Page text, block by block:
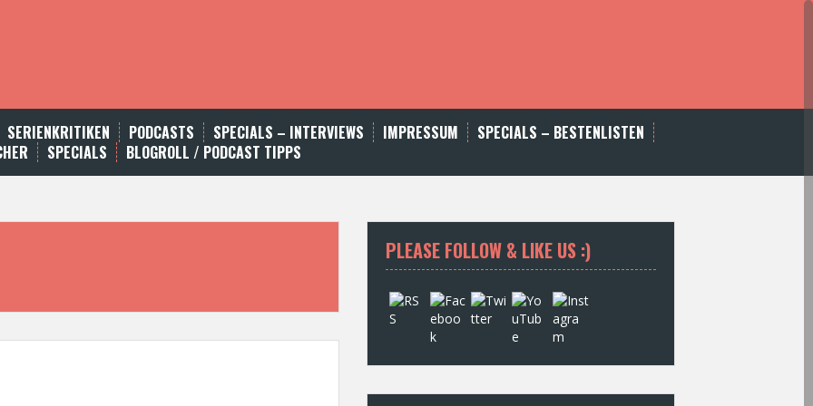
SERIENKRITIKEN PODCASTS SPECIALS – INTERVIEWS IMPRESSUM
SPECIALS – BESTENLISTEN
SPECIALS BLOGROLL / PODCAST TIPPS
PLEASE FOLLOW & LIKE US :)